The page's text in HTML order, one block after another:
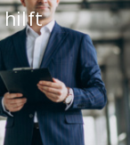
und schnell
hilft